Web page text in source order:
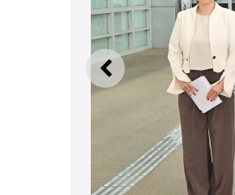
上一则